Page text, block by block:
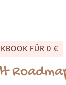
FÜR 0 €